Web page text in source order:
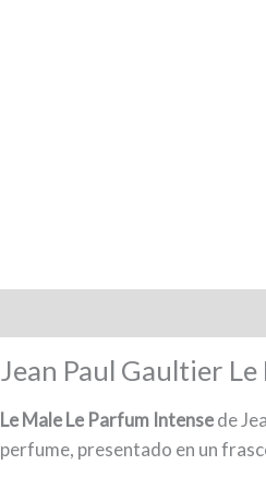
Jean Paul Gaultier
Le Male Le Parfum Intensede
perfume, presentado en un